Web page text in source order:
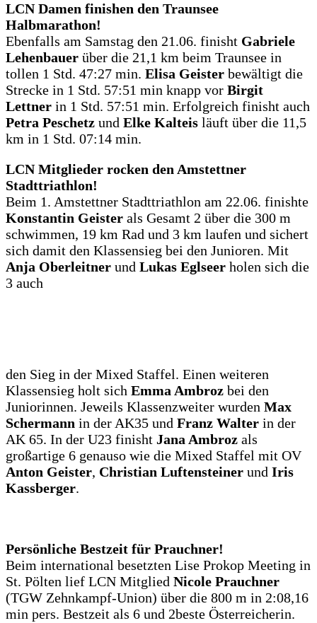
LCN Damen finishen den Traunsee
Halbmarathon!
Ebenfalls am Samstag den 21.06. finisht Gabriele
Lehenbauer über die 21,1 km beim Traunsee in
tollen 1 Std. 47:27 min. Elisa Geister bewältigt die
Strecke in 1 Std. 57:51 min knapp vor Birgit
Lettner in 1 Std. 57:51 min. Erfolgreich finisht auch
Petra Peschetz und Elke Kalteis läuft über die 11,5
km in 1 Std. 07:14 min.
LCN Mitglieder rocken den Amstettner
Stadttriathlon!
Beim 1. Amstettner Stadttriathlon am 22.06. finishte
Konstantin Geister als Gesamt 2 über die 300 m
schwimmen, 19 km Rad und 3 km laufen und sichert
sich damit den Klassensieg bei den Junioren. Mit
Anja Oberleitner und Lukas Eglseer holen sich die
3 auch
den Sieg in der Mixed Staffel. Einen weiteren
Klassensieg holt sich Emma Ambroz bei den
Juniorinnen. Jeweils Klassenzweiter wurden Max
Schermann in der AK35 und Franz Walter in der
AK 65. In der U23 finisht Jana Ambroz als
großartige 6 genauso wie die Mixed Staffel mit OV
Anton Geister, Christian Luftensteiner und Iris
Kassberger.
Persönliche Bestzeit für Prauchner!
Beim international besetzten Lise Prokop Meeting in
St. Pölten lief LCN Mitglied Nicole Prauchner
(TGW Zehnkampf-Union) über die 800 m in 2:08,16
min pers. Bestzeit als 6 und 2beste Österreicherin.